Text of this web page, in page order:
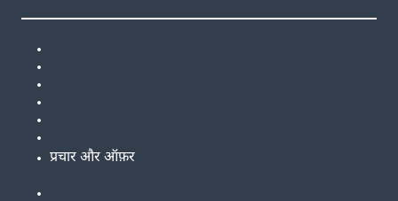
प्रचार और ऑफ़र